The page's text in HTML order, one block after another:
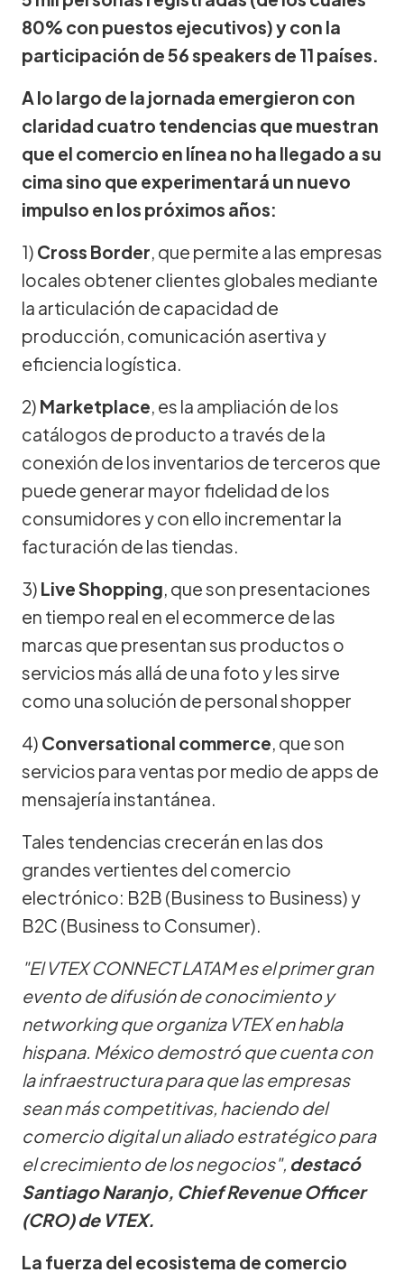
80% con puestos ejecutivos) y con la
participación de 56 speakers de 11 países.
A lo largo de la jornada emergieron con
claridad cuatro tendencias que muestran
que el comercio en línea no ha llegado a su
cima sino que experimentará un nuevo
impulso en los próximos años:
1) Cross Border, que permite a las empresas
locales obtener clientes globales mediante
la articulación de capacidad de
producción, comunicación asertiva y
eficiencia logística.
2) Marketplace, es la ampliación de los
catálogos de producto a través de la
conexión de los inventarios de terceros que
puede generar mayor fidelidad de los
consumidores y con ello incrementar la
facturación de las tiendas.
3) Live Shopping, que son presentaciones
en tiempo real en el ecommerce de las
marcas que presentan sus productos o
servicios más allá de una foto y les sirve
como una solución de personal shopper
4) Conversational commerce, que son
servicios para ventas por medio de apps de
mensajería instantánea.
Tales tendencias crecerán en las dos
grandes vertientes del comercio
electrónico: B2B (Business to Business) y
B2C (Business to Consumer).
"El VTEX CONNECT LATAM es el primer gran
evento de difusión de conocimiento y
networking que organiza VTEX en habla
hispana. México demostró que cuenta con
la infraestructura para que las empresas
sean más competitivas, haciendo del
comercio digital un aliado estratégico para
el crecimiento de los negocios", destacó
Santiago Naranjo, Chief Revenue Officer
(CRO) de VTEX.
La fuerza del ecosistema de comercio